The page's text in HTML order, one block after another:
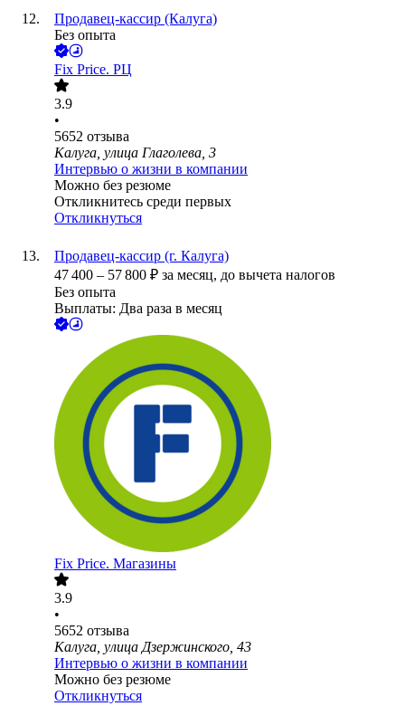
Продавец-кассир (Калуга)
Без опыта
Fix Price. РЦ
3.9
•
5652 отзыва
Калуга, улица Глаголева, 3
Интервью о жизни в компании
Можно без резюме
Откликнитесь среди первых
Откликнуться
Продавец-кассир (г. Калуга)
47 400 – 57 800 ₽ за месяц, до вычета налогов
Без опыта
Выплаты: Два раза в месяц
Fix Price. Магазины
3.9
•
5652 отзыва
Калуга, улица Дзержинского, 43
Интервью о жизни в компании
Можно без резюме
Откликнуться